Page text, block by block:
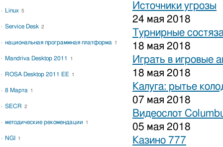
Источники угрозы
24 мая 2018
Турнирные
18 мая 2018
Играть в игровые
18 мая 2018
Калуга: рытье
07 мая 2018
Видеослот
05 мая 2018
Казино 777
Linux 5
Service Desk 2
национальная программная платформа 1
Mandriva Desktop 2011 1
ROSA Desktop 2011 EE 1
8 Марта 1
SECR 2
методические рекомендации 1
NGI 1